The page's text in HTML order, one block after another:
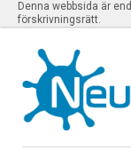
Denna webbsida är
förskrivningsrätt.